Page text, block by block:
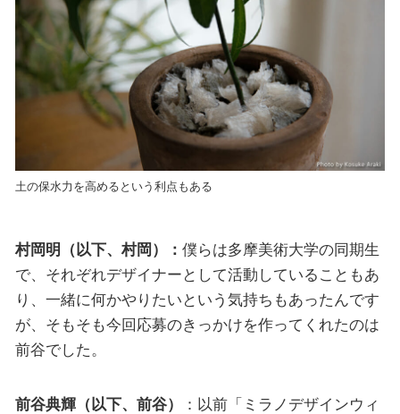
土の保水力を高めるという利点もある
村岡明（以下、村岡）： 僕らは多摩美術大学の同期生
で、それぞれデザイナーとして活動していることもあ
り、一緒に何かやりたいという気持ちもあったんです
が、そもそも今回応募のきっかけを作ってくれたのは
前谷でした。
前谷典輝（以下、前谷）
：以前「ミラノデザインウィ